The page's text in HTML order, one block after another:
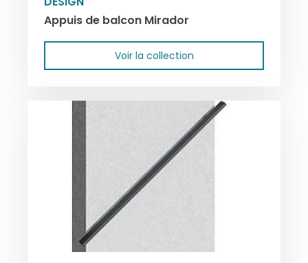
Appuis de balcon Mirador
Voir la collection